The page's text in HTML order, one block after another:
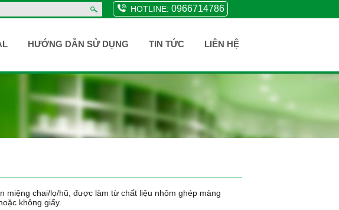
HOTLINE: 0966714786
HƯỚNG DẪN SỬ DỤNG TIN TỨC LIÊN HỆ
miệng chai/lọ/hũ, được làm từ chất liệu nhôm ghép màng
không giấy.